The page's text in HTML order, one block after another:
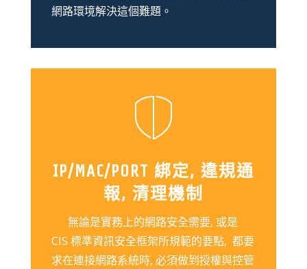
網路環境解決這個難題。
IP/MAC/PORT 綁定, 違規通
報, 清理機制
無論是實務上的網路安全需要, 或是
CIS 標準資訊安全框架所規範的要點, 都要
求在連接網路系統時, 必須做到授權與控管